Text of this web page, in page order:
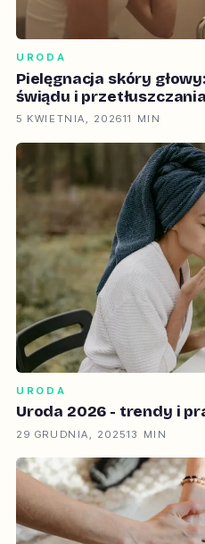
URODA
Pielęgnacja skóry
świądu i
5 KWIETNIA, 202611 MIN
URODA
Uroda 2026 - trendy i
29 GRUDNIA, 202513 MIN